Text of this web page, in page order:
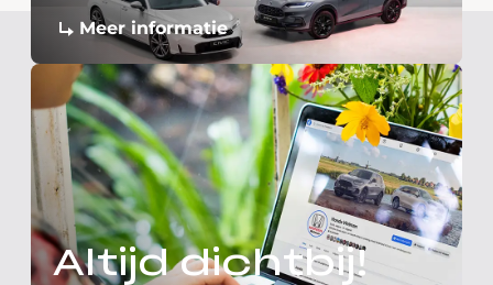
Meer informatie
Altijd dichtbij!